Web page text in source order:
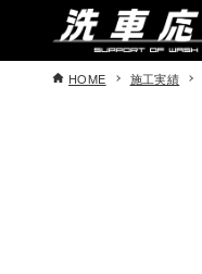
HOME 施工実績